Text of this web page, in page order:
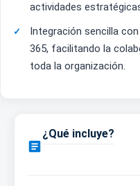
actividades
Integración sencilla
365, facilitando la
toda la organización.

¿Qué incluye?